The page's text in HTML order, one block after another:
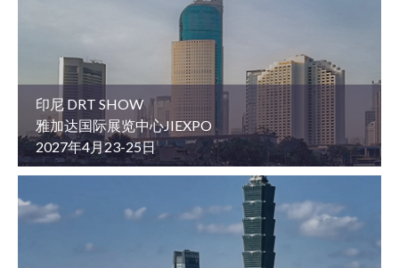
印尼 DRT SHOW
雅加达国际展览中心JIEXPO
2027年4月23-25日